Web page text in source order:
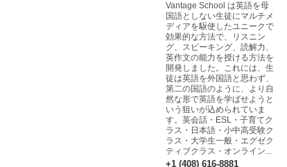
Vantage School は英語を母
国語としない生徒にマルチメ
ディアを駆使したユニークで
効果的な方法で、リスニン
グ、スピーキング、読解力、
英作文の能力を授ける方法を
開発しました。これには、生
徒は英語を外国語と思わず、
第二の国語のように、より自
然な形で英語を学ばせようと
いう狙いが込められていま
す。英会話・ESL・子育てク
ラス・日本語・小中高受験ク
ラス・大学生一般・エグゼク
ティブクラス・オンライン...
+1 (408) 616-8881